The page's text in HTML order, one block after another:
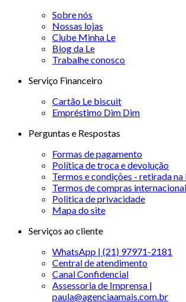
Sobre nós
Nossas lojas
Clube Minha Le
Blog da Le
Trabalhe conosco
Serviço Financeiro
Cartão Le biscuit
Empréstimo Dim Dim
Perguntas e Respostas
Formas de pagamento
Política de troca e devolução
Termos e condições - retirada na
Termos de compras
Politica de privacidade
Mapa do site
Serviços ao cliente
WhatsApp | (21) 97971-2181
Central de atendimento
Canal Confidencial
Assessoria de Imprensa |
paula@agenciaamais.com.br